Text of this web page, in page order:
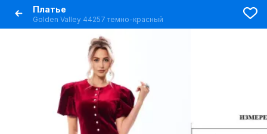
Платье
Golden Valley 44257 темно-красный